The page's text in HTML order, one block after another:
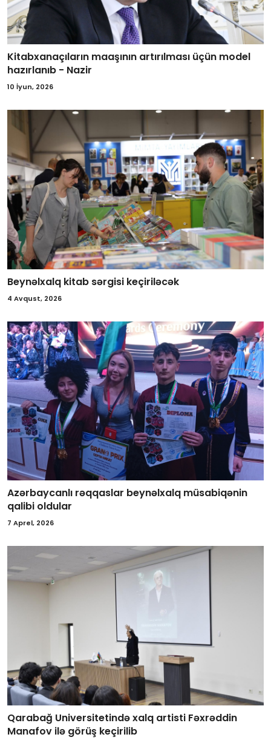
Kitabxanaçıların maaşının artırılması üçün model
hazırlanıb - Nazir
10 İyun, 2026
Beynəlxalq kitab sərgisi keçiriləcək
4 Avqust, 2026
Azərbaycanlı rəqqaslar beynəlxalq müsabiqənin
qalibi oldular
7 Aprel, 2026
Qarabağ Universitetində xalq artisti Fəxrəddin
Manafov ilə görüş keçirilib